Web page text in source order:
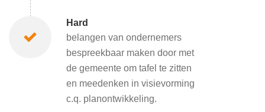
Hard
belangen van ondernemers
bespreekbaar maken door met
de gemeente om tafel te zitten
en meedenken in visievorming
c.q. planontwikkeling.